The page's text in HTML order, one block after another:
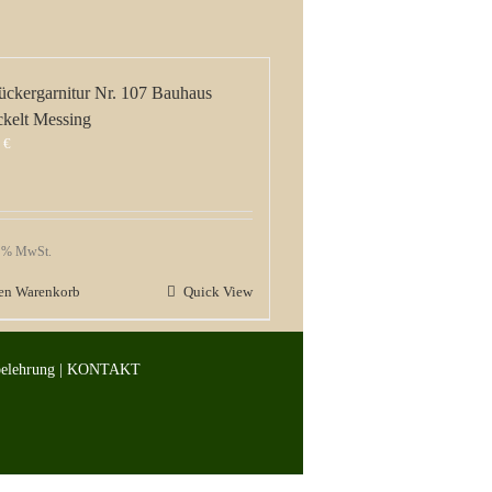
Nr. 107 Bauhaus
Messing
€
MwSt.
Warenkorb Quick View
| KONTAKT